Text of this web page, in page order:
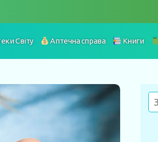
Світу Аптечна справа Книги